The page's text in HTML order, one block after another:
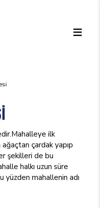
ilk
çardak yapıp
şekilleri de bu
halkı uzun süre
yüzden mahallenin adı